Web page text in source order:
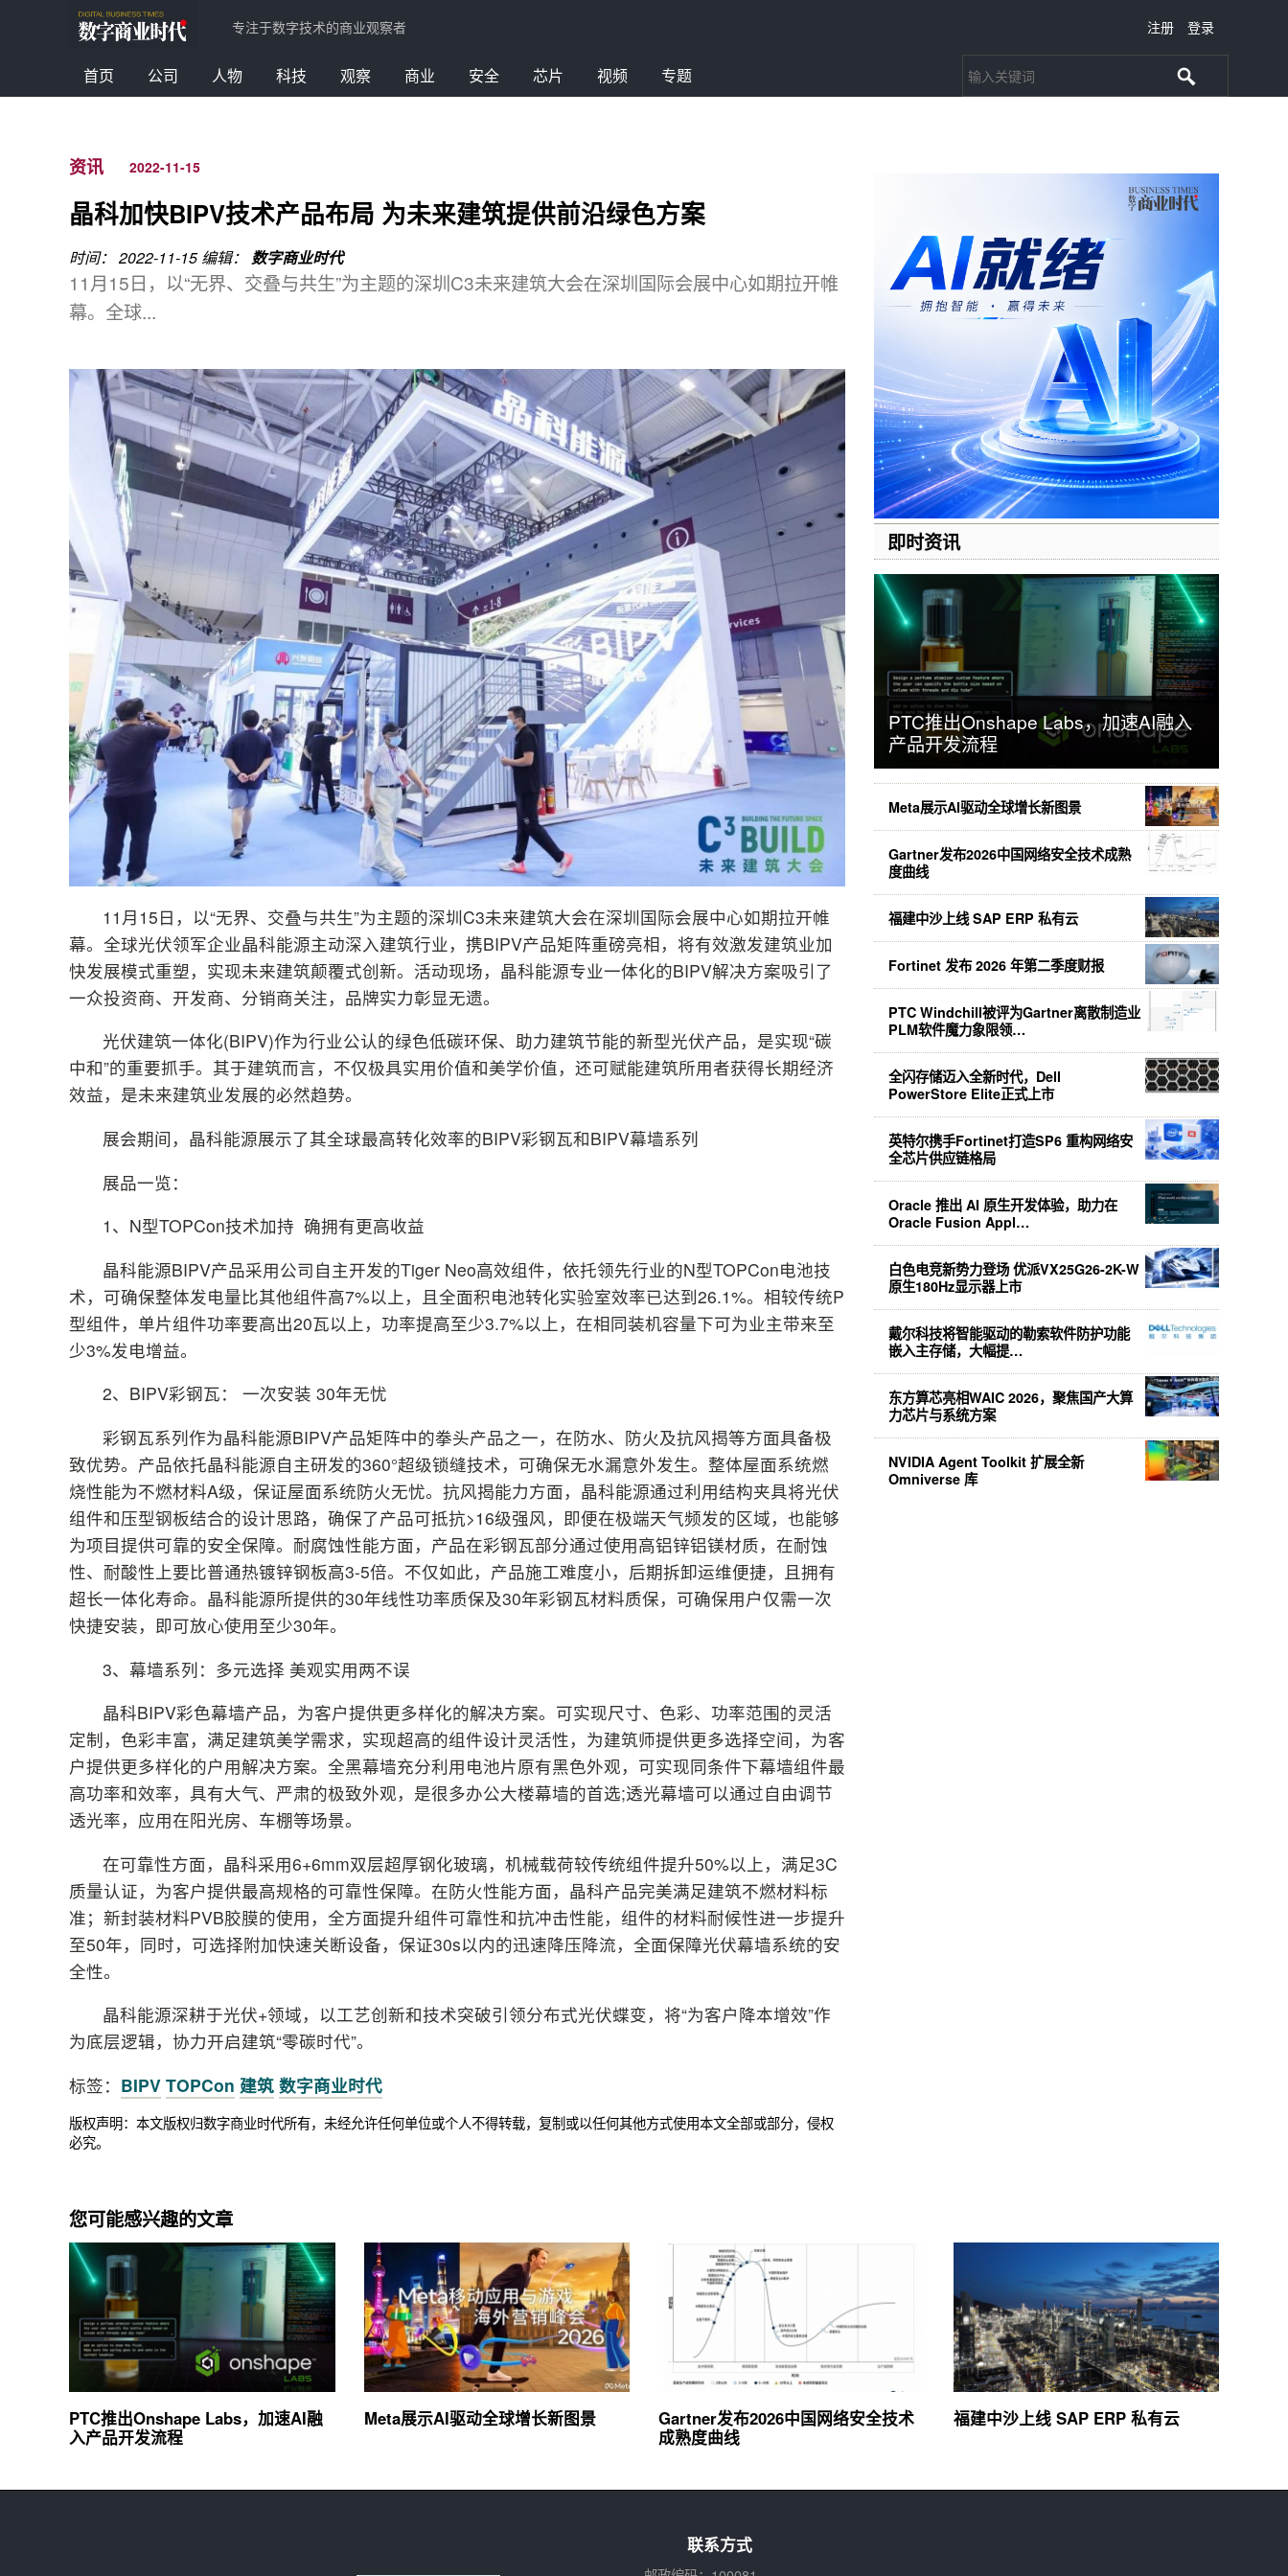
专注于数字技术的商业观察者 注册 登录
首页 公司 人物 科技 观察 商业 安全 芯片 视频 专题
资讯 2022-11-15
晶科加快BIPV技术产品布局 为未来建筑提供前沿绿色方案
时间： 2022-11-15编辑： 数字商业时代
11月15日，以“无界、交叠与共生”为主题的深圳C3未来建筑大会在深圳国际会展中心如期拉开帷
幕。全球...
11月15日，以“无界、交叠与共生”为主题的深圳C3未来建筑大会在深圳国际会展中心如期拉开帷
幕。全球光伏领军企业晶科能源主动深入建筑行业，携BIPV产品矩阵重磅亮相，将有效激发建筑业加
快发展模式重塑，实现未来建筑颠覆式创新。活动现场，晶科能源专业一体化的BIPV解决方案吸引了
一众投资商、开发商、分销商关注，品牌实力彰显无遗。
光伏建筑一体化(BIPV)作为行业公认的绿色低碳环保、助力建筑节能的新型光伏产品，是实现“碳
中和”的重要抓手。其于建筑而言，不仅极具实用价值和美学价值，还可赋能建筑所用者获得长期经济
效益，是未来建筑业发展的必然趋势。
展会期间，晶科能源展示了其全球最高转化效率的BIPV彩钢瓦和BIPV幕墙系列
展品一览：
1、N型TOPCon技术加持 确拥有更高收益
晶科能源BIPV产品采用公司自主开发的Tiger Neo高效组件，依托领先行业的N型TOPCon电池技
术，可确保整体发电量比其他组件高7%以上，且全面积电池转化实验室效率已达到26.1%。相较传统P
型组件，单片组件功率要高出20瓦以上，功率提高至少3.7%以上，在相同装机容量下可为业主带来至
少3%发电增益。
2、BIPV彩钢瓦： 一次安装 30年无忧
彩钢瓦系列作为晶科能源BIPV产品矩阵中的拳头产品之一，在防水、防火及抗风揭等方面具备极
致优势。产品依托晶科能源自主研发的360°超级锁缝技术，可确保无水漏意外发生。整体屋面系统燃
烧性能为不燃材料A级，保证屋面系统防火无忧。抗风揭能力方面，晶科能源通过利用结构夹具将光伏
组件和压型钢板结合的设计思路，确保了产品可抵抗>16级强风，即便在极端天气频发的区域，也能够
为项目提供可靠的安全保障。耐腐蚀性能方面，产品在彩钢瓦部分通过使用高铝锌铝镁材质，在耐蚀
性、耐酸性上要比普通热镀锌钢板高3-5倍。不仅如此，产品施工难度小，后期拆卸运维便捷，且拥有
超长一体化寿命。晶科能源所提供的30年线性功率质保及30年彩钢瓦材料质保，可确保用户仅需一次
快捷安装，即可放心使用至少30年。
3、幕墙系列：多元选择 美观实用两不误
晶科BIPV彩色幕墙产品，为客户提供更多样化的解决方案。可实现尺寸、色彩、功率范围的灵活
定制，色彩丰富，满足建筑美学需求，实现超高的组件设计灵活性，为建筑师提供更多选择空间，为客
户提供更多样化的户用解决方案。全黑幕墙充分利用电池片原有黑色外观，可实现同条件下幕墙组件最
高功率和效率，具有大气、严肃的极致外观，是很多办公大楼幕墙的首选;透光幕墙可以通过自由调节
透光率，应用在阳光房、车棚等场景。
在可靠性方面，晶科采用6+6mm双层超厚钢化玻璃，机械载荷较传统组件提升50%以上，满足3C
质量认证，为客户提供最高规格的可靠性保障。在防火性能方面，晶科产品完美满足建筑不燃材料标
准；新封装材料PVB胶膜的使用，全方面提升组件可靠性和抗冲击性能，组件的材料耐候性进一步提升
至50年，同时，可选择附加快速关断设备，保证30s以内的迅速降压降流，全面保障光伏幕墙系统的安
全性。
晶科能源深耕于光伏+领域，以工艺创新和技术突破引领分布式光伏蝶变，将“为客户降本增效”作
为底层逻辑，协力开启建筑“零碳时代”。
标签： BIPV TOPCon 建筑 数字商业时代
版权声明：本文版权归数字商业时代所有，未经允许任何单位或个人不得转载，复制或以任何其他方式使用本文全部或部分，侵权
必究。
即时资讯
PTC推出Onshape Labs，加速AI融入
产品开发流程
Meta展示AI驱动全球增长新图景
Gartner发布2026中国网络安全技术成熟
度曲线
福建中沙上线 SAP ERP 私有云
Fortinet 发布 2026 年第二季度财报
PTC Windchill被评为Gartner离散制造业
PLM软件魔力象限领…
全闪存储迈入全新时代，Dell
PowerStore Elite正式上市
英特尔携手Fortinet打造SP6 重构网络安
全芯片供应链格局
Oracle 推出 AI 原生开发体验，助力在
Oracle Fusion Appl…
白色电竞新势力登场 优派VX25G26-2K-W
原生180Hz显示器上市
戴尔科技将智能驱动的勒索软件防护功能
嵌入主存储，大幅提…
东方算芯亮相WAIC 2026，聚焦国产大算
力芯片与系统方案
NVIDIA Agent Toolkit 扩展全新
Omniverse 库
您可能感兴趣的文章
PTC推出Onshape Labs，加速AI融
入产品开发流程
Meta展示AI驱动全球增长新图景
Gartner发布2026中国网络安全技术
成熟度曲线
福建中沙上线 SAP ERP 私有云
联系方式